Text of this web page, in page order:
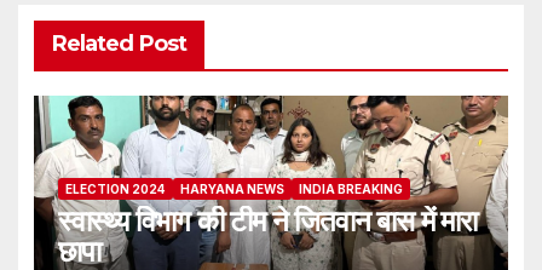
Related Post
ELECTION 2024 HARYANA NEWS INDIA BREAKING
स्वास्थ्य विभाग की टीम ने जितवान बास में मारा
छापा